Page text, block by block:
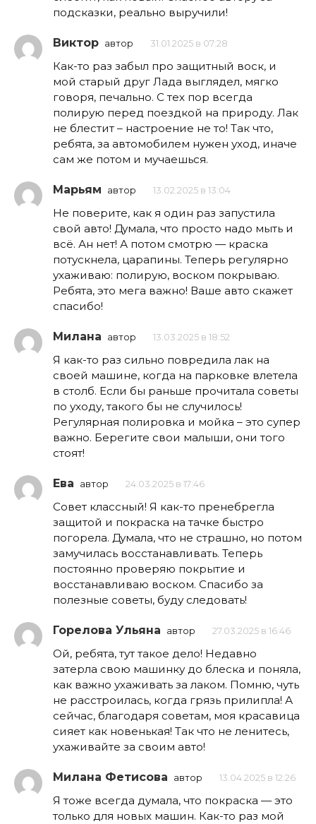
подсказки, реально выручили!
Виктор автор 31.01.2025 в 07:28
Как-то раз забыл про защитный воск, и
мой старый друг Лада выглядел, мягко
говоря, печально. С тех пор всегда
полирую перед поездкой на природу. Лак
не блестит – настроение не то! Так что,
ребята, за автомобилем нужен уход, иначе
сам же потом и мучаешься.
Марьям автор 13.02.2025 в 13:04
Не поверите, как я один раз запустила
свой авто! Думала, что просто надо мыть и
всё. Ан нет! А потом смотрю — краска
потускнела, царапины. Теперь регулярно
ухаживаю: полирую, воском покрываю.
Ребята, это мега важно! Ваше авто скажет
спасибо!
Милана автор 13.03.2025 в 18:52
Я как-то раз сильно повредила лак на
своей машине, когда на парковке влетела
в столб. Если бы раньше прочитала советы
по уходу, такого бы не случилось!
Регулярная полировка и мойка – это супер
важно. Берегите свои малыши, они того
стоят!
Ева автор 24.03.2025 в 17:46
Совет классный! Я как-то пренебрегла
защитой и покраска на тачке быстро
погорела. Думала, что не страшно, но потом
замучилась восстанавливать. Теперь
постоянно проверяю покрытие и
восстанавливаю воском. Спасибо за
полезные советы, буду следовать!
Горелова Ульяна автор 27.03.2025 в 16:46
Ой, ребята, тут такое дело! Недавно
затерла свою машинку до блеска и поняла,
как важно ухаживать за лаком. Помню, чуть
не расстроилась, когда грязь прилипла! А
сейчас, благодаря советам, моя красавица
сияет как новенькая! Так что не ленитесь,
ухаживайте за своим авто!
Милана Фетисова автор 13.04.2025 в 12:26
Я тоже всегда думала, что покраска — это
только для новых машин. Как-то раз мой